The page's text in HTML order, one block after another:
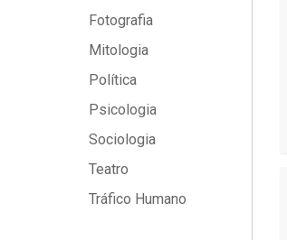
Fotografia
Mitologia
Política
Psicologia
Sociologia
Teatro
Tráfico Humano